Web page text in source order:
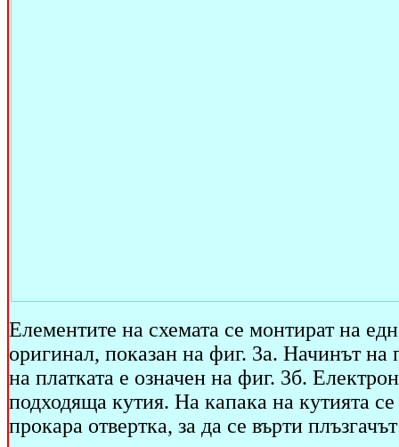
Елементите на схемата се монтират на
оригинал, показан на фиг. 3а. Начинът на
на платката е означен на фиг. 3б.
подходяща кутия. На капака на кутията
прокара отвертка, за да се върти